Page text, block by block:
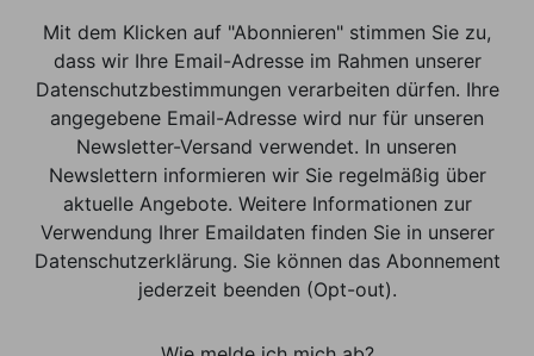
Mit dem Klicken auf "Abonnieren" stimmen Sie zu,
dass wir Ihre Email-Adresse im Rahmen unserer
Datenschutzbestimmungen verarbeiten dürfen. Ihre
angegebene Email-Adresse wird nur für unseren
Newsletter-Versand verwendet. In unseren
Newslettern informieren wir Sie regelmäßig über
aktuelle Angebote. Weitere Informationen zur
Verwendung Ihrer Emaildaten finden Sie in unserer
Datenschutzerklärung. Sie können das Abonnement
jederzeit beenden (Opt-out).